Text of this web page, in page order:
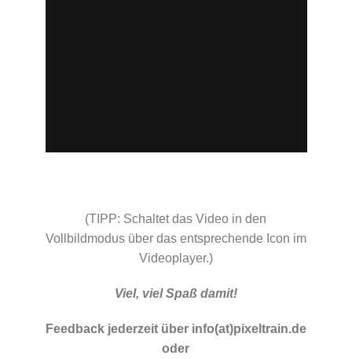
(TIPP: Schaltet das Video in den
Vollbildmodus über das entsprechende Icon im
Videoplayer.)
Viel, viel Spaß damit!
Feedback jederzeit über info(at)pixeltrain.de
oder